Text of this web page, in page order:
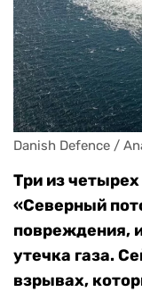
Danish Defence /
Три из
«Северный
повреждения,
утечка газа.
взрывах,